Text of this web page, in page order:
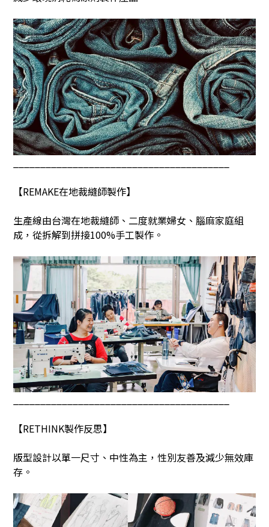
【REMAKE在地裁縫師製作】
生產線由台灣在地裁縫師、二度就業婦女、腦麻家庭組
成，從拆解到拼接100%手工製作。
【RETHINK製作反思】
版型設計以單一尺寸、中性為主，性別友善及減少無效庫
存。